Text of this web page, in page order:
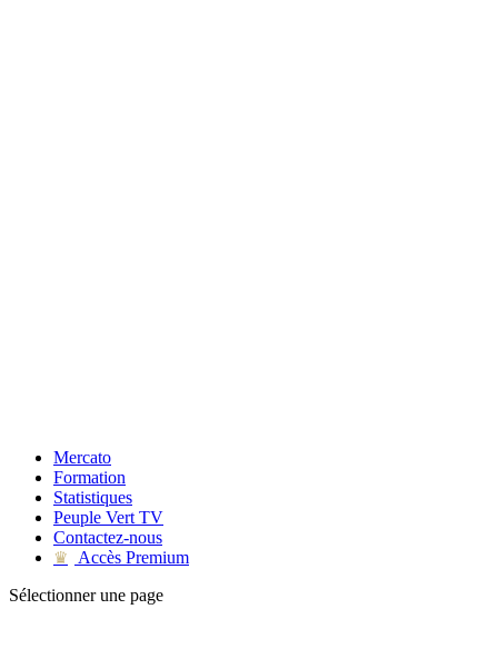
Mercato
Formation
Statistiques
Peuple Vert TV
Contactez-nous
♛
Accès Premium
Sélectionner une page